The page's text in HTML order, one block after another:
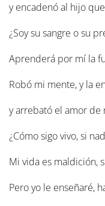
y encadenó al hijo
¿Soy su sangre o su
Aprenderá por mí la
Robó mi mente, y la
y arrebató el amor de
¿Cómo sigo vivo, si
Mi vida es maldición,
Pero yo le enseñaré,